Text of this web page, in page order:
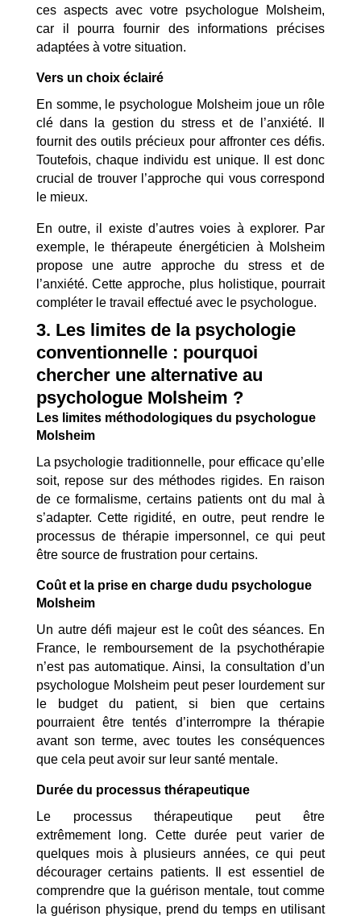
ces aspects avec votre psychologue Molsheim,
car il pourra fournir des informations précises
adaptées à votre situation.
Vers un choix éclairé
En somme, le psychologue Molsheim joue un rôle
clé dans la gestion du stress et de l’anxiété. Il
fournit des outils précieux pour affronter ces défis.
Toutefois, chaque individu est unique. Il est donc
crucial de trouver l’approche qui vous correspond
le mieux.
En outre, il existe d’autres voies à explorer. Par
exemple, le thérapeute énergéticien à Molsheim
propose une autre approche du stress et de
l’anxiété. Cette approche, plus holistique, pourrait
compléter le travail effectué avec le psychologue.
3. Les limites de la psychologie
conventionnelle : pourquoi
chercher une alternative au
psychologue Molsheim ?
Les limites méthodologiques du psychologue
Molsheim
La psychologie traditionnelle, pour efficace qu’elle
soit, repose sur des méthodes rigides. En raison
de ce formalisme, certains patients ont du mal à
s’adapter. Cette rigidité, en outre, peut rendre le
processus de thérapie impersonnel, ce qui peut
être source de frustration pour certains.
Coût et la prise en charge dudu psychologue
Molsheim
Un autre défi majeur est le coût des séances. En
France, le remboursement de la psychothérapie
n’est pas automatique. Ainsi, la consultation d’un
psychologue Molsheim peut peser lourdement sur
le budget du patient, si bien que certains
pourraient être tentés d’interrompre la thérapie
avant son terme, avec toutes les conséquences
que cela peut avoir sur leur santé mentale.
Durée du processus thérapeutique
Le processus thérapeutique peut être
extrêmement long. Cette durée peut varier de
quelques mois à plusieurs années, ce qui peut
décourager certains patients. Il est essentiel de
comprendre que la guérison mentale, tout comme
la guérison physique, prend du temps en utilisant